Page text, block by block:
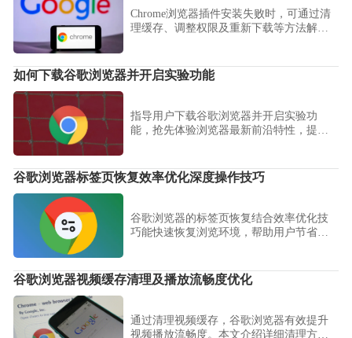
Chrome浏览器插件安装失败时，可通过清
理缓存、调整权限及重新下载等方法解
如何下载谷歌浏览器并开启实验功能
指导用户下载谷歌浏览器并开启实验功
能，抢先体验浏览器最新前沿特性，提升
谷歌浏览器标签页恢复效率优化深度操作技巧
谷歌浏览器的标签页恢复结合效率优化技
巧能快速恢复浏览环境，帮助用户节省时
谷歌浏览器视频缓存清理及播放流畅度优化
通过清理视频缓存，谷歌浏览器有效提升
视频播放流畅度。本文介绍详细清理方法